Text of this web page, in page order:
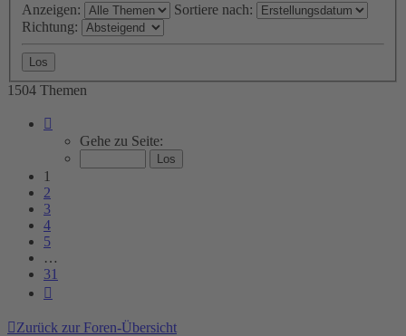
Anzeigen:
Sortiere nach:
Richtung:
1504 Themen
von
Gehe zu Seite:
1
2
3
4
5
…
31
Zurück zur Foren-Übersicht